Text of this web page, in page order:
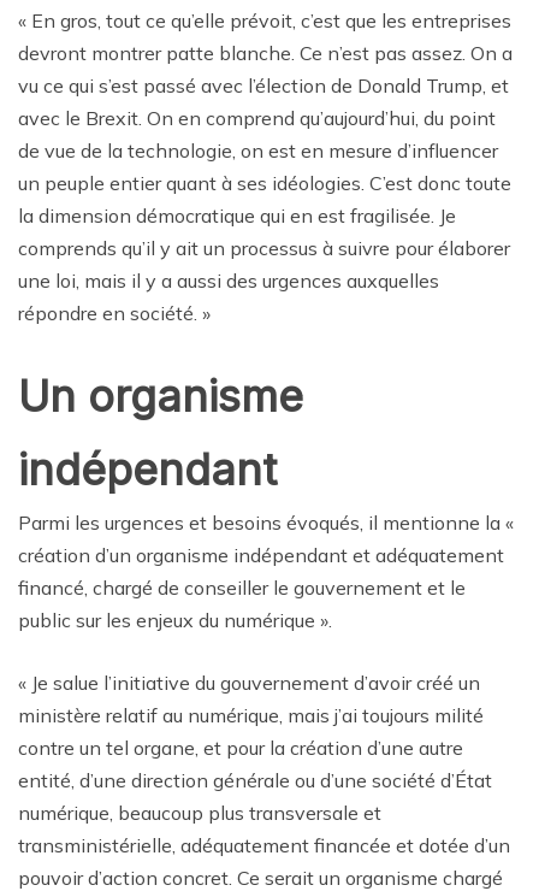
« En gros, tout ce qu’elle prévoit, c’est que les entreprises
devront montrer patte blanche. Ce n’est pas assez. On a
vu ce qui s’est passé avec l’élection de Donald Trump, et
avec le Brexit. On en comprend qu’aujourd’hui, du point
de vue de la technologie, on est en mesure d’influencer
un peuple entier quant à ses idéologies. C’est donc toute
la dimension démocratique qui en est fragilisée. Je
comprends qu’il y ait un processus à suivre pour élaborer
une loi, mais il y a aussi des urgences auxquelles
répondre en société. »
Un organisme
indépendant
Parmi les urgences et besoins évoqués, il mentionne la «
création d’un organisme indépendant et adéquatement
financé, chargé de conseiller le gouvernement et le
public sur les enjeux du numérique ».
« Je salue l’initiative du gouvernement d’avoir créé un
ministère relatif au numérique, mais j’ai toujours milité
contre un tel organe, et pour la création d’une autre
entité, d’une direction générale ou d’une société d’État
numérique, beaucoup plus transversale et
transministérielle, adéquatement financée et dotée d’un
pouvoir d’action concret. Ce serait un organisme chargé